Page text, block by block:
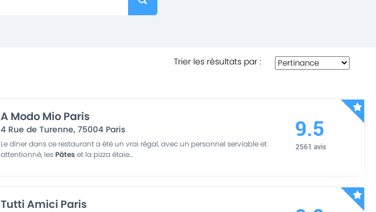
Trier les résultats par:
A Modo Mio Paris
4 Rue de Turenne,75004 Paris
Le dîner dans ce restaurant a été un vrai régal, avec un personnel serviable et
attentionné, lesPâtes et la pizza étaie...
9.5
2561 avis
Tutti Amici Paris